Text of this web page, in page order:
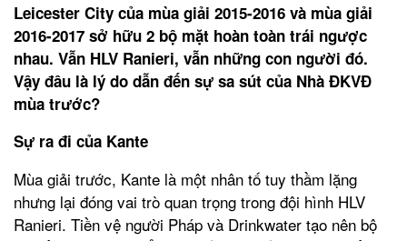
Leicester City của mùa giải 2015-2016 và mùa giải
2016-2017 sở hữu 2 bộ mặt hoàn toàn trái ngược
nhau. Vẫn HLV Ranieri, vẫn những con người đó.
Vậy đâu là lý do dẫn đến sự sa sút của Nhà ĐKVĐ
mùa trước?
Sự ra đi của Kante
Mùa giải trước, Kante là một nhân tố tuy thầm lặng
nhưng lại đóng vai trò quan trọng trong đội hình HLV
Ranieri. Tiền vệ người Pháp và Drinkwater tạo nên bộ